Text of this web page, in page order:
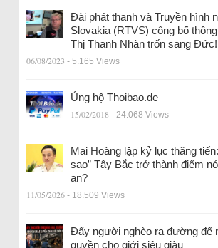
Đài phát thanh và Truyền hình
Slovakia (RTVS) công bố
Thị Thanh Nhàn trốn sang Đức!
06/08/2023 - 5.165 Views
Ủng hộ Thoibao.de
15/02/2018 - 24.068 Views
Mai Hoàng lập kỷ lục thăng
sao” Tây Bắc trở thành điểm
an?
11/05/2026 - 18.509 Views
Đẩy người nghèo ra đường để
quyền cho giới siêu giàu